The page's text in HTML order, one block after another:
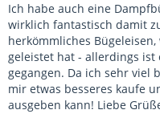
Ich habe auch eine
wirklich fantastisch damit
herkömmliches
geleistet hat - allerdings ist
gegangen. Da ich sehr viel
mir etwas besseres kaufe
ausgeben kann! Liebe